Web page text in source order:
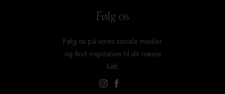
Følg os
Følg os på vores sociale medier
og find inspiration til dit næste
køb